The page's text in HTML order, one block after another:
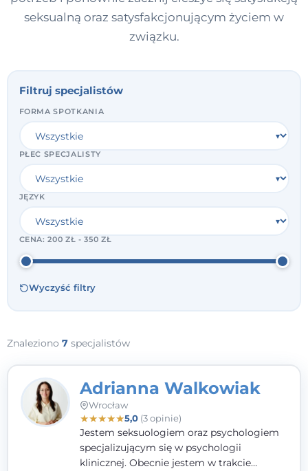
seksualną oraz satysfakcjonującym życiem w
związku.
Filtruj specjalistów
FORMA SPOTKANIA
PŁEĆ SPECJALISTY
JĘZYK
CENA:200 ZŁ - 350 ZŁ
Wyczyść filtry
Znaleziono 7 specjalistów
Adrianna Walkowiak
Wrocław
★★★★★5,0(3 opinie)
Jestem seksuologiem oraz psychologiem
specjalizującym się w psychologii
klinicznej. Obecnie jestem w trakcie